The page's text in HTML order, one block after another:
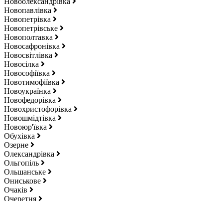
Новопавлівка
Новопетрівка
Новопетрівське
Новополтавка
Новосафронівка
Новосвітлівка
Новосілка
Новософіївка
Новотимофіївка
Новоукраїнка
Новофедорівка
Новохристофорівка
Новошмідтівка
Новоюр'ївка
Обухівка
Озерне
Олександрівка
Ольгопіль
Ольшанське
Ониськове
Очаків
Очеретня